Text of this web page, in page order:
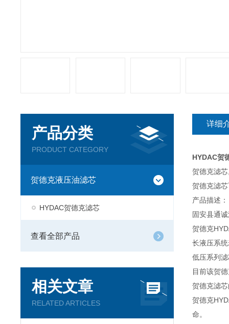
产品分类
PRODUCT CATEGORY
贺德克液压油滤芯
HYDAC贺德克滤芯
查看全部产品
相关文章
RELATED ARTICLES
详细
HYDAC贺
贺德克滤
贺德克滤
产品描述：
固安县通
贺德克
长液压系
低压系列
目前该贺
贺德克滤
贺德克
命。